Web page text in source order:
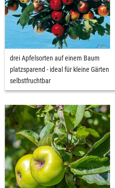
drei Apfelsorten auf einem Baum
platzsparend - ideal für kleine Gärten
selbstfruchtbar